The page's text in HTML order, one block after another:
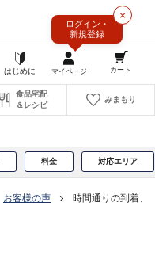
×
ログイン・
新規登録
食品宅配
＆レシピ
みまもり
料金 対応エリア
お客様の声 時間通りの到着、